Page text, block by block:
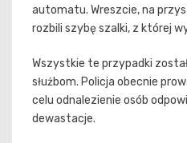
automatu. Wreszcie, na
rozbili szybę szalki, z której
Wszystkie te przypadki
służbom. Policja obecnie
celu odnalezienie osób
dewastacje.